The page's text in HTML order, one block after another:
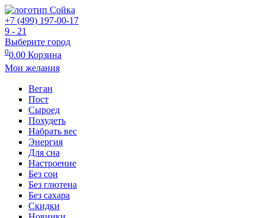
+7 (499) 197-00-17
9 - 21
Выберите город
00.00 Корзина
Мои желания
Веган
Пост
Сыроед
Похудеть
Набрать вес
Энергия
Для сна
Настроение
Без сои
Без глютена
Без сахара
Скидки